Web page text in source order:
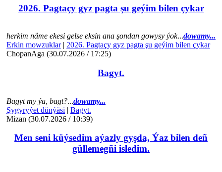
2026. Pagtaçy gyz pagta şu geýim bilen çykar
herkim näme ekesi gelse eksin ana şondan gowysy ýok...dowamy...
Erkin mowzuklar| 2026. Pagtaçy gyz pagta şu geýim bilen çykar
ChopanAga (30.07.2026 / 17:25)
Bagyt.
Bagyt my ýa, bagt?...dowamy...
Şygyryýet dünýäsi | Bagyt.
Mizan (30.07.2026 / 10:39)
Men seni küýsedim aýazly gyşda, Ýaz bilen deñ
güllemegñi isledim.